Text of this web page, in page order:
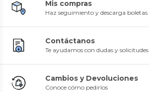
Mis compras
Haz seguimiento y descarga boletas
Contáctanos
Te ayudamos con dudas y solicitudes
Cambios y Devoluciones
Conoce cómo pedirlos